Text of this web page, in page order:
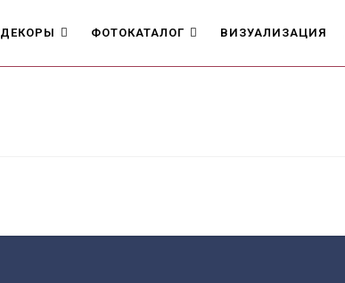
ДЕКОРЫ ФОТОКАТАЛОГ ВИЗУАЛИЗАЦИЯ